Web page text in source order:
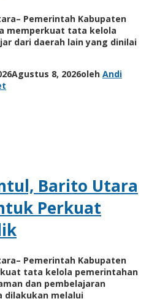
Pemerintah Kabupaten
memperkuat tata kelola
dari daerah lain yang dinilai
Agustus 8, 2026oleh Andi
Barito Utara
Perkuat
Pemerintah Kabupaten
tata kelola pemerintahan
dan pembelajaran
dilakukan melalui